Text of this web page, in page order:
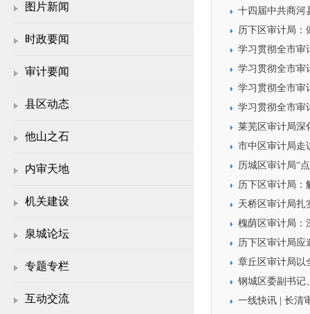
图片新闻
时政要闻
审计要闻
县区动态
他山之石
内审天地
机关建设
泉城论坛
专题专栏
互动交流
十四届中共商河
历下区审计局：
学习贯彻全市审
学习贯彻全市审
学习贯彻全市审
学习贯彻全市审
莱芜区审计局深
市中区审计局走
历城区审计局“
历下区审计局：
天桥区审计局扎
槐荫区审计局：
历下区审计局应
章丘区审计局以
钢城区委副书记
一线快讯 | 长清